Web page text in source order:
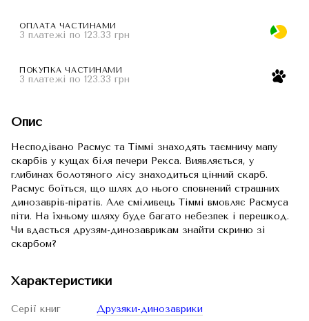
ОПЛАТА ЧАСТИНАМИ
3 платежі по 123.33 грн
ПОКУПКА ЧАСТИНАМИ
3 платежі по 123.33 грн
Опис
Несподівано Расмус та Тіммі знаходять таємничу мапу
скарбів у кущах біля печери Рекса. Виявляється, у
глибинах болотяного лісу знаходиться цінний скарб.
Расмус боїться, що шлях до нього сповнений страшних
динозаврів-піратів. Але сміливець Тіммі вмовляє Расмуса
піти. На їхньому шляху буде багато небезпек і перешкод.
Чи вдасться друзям-динозаврикам знайти скриню зі
скарбом?
Характеристики
Серії книг
Друзяки-динозаврики